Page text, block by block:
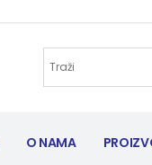
O NAMA